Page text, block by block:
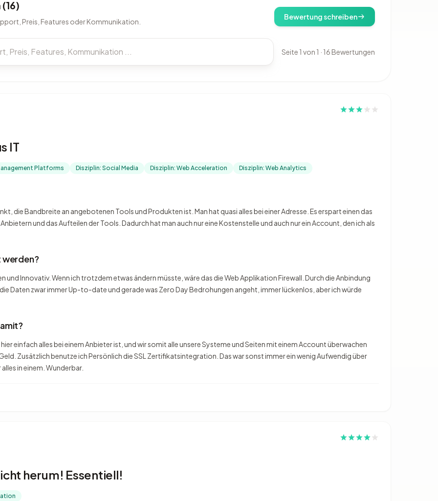
Preis, Features oder Kommunikation.
Bewertung schreiben
Seite 1 von 1 · 16 Bewertungen
IT
Platforms Disziplin: Social Media Disziplin: Web Acceleration Disziplin: Web Analytics
die Bandbreite an angebotenen Tools und Produkten ist. Man hat quasi alles bei einer Adresse. Es erspart einen das
und das Aufteilen der Tools. Dadurch hat man auch nur eine Kostenstelle und auch nur ein Account, den ich als
werden?
und Innovativ. Wenn ich trotzdem etwas ändern müsste, wäre das die Web Applikation Firewall. Durch die Anbindung
Daten zwar immer Up-to-date und gerade was Zero Day Bedrohungen angeht, immer lückenlos, aber ich würde
einfach alles bei einem Anbieter ist, und wir somit alle unsere Systeme und Seiten mit einem Account überwachen
Zusätzlich benutze ich Persönlich die SSL Zertifikatsintegration. Das war sonst immer ein wenig Aufwendig über
in einem. Wunderbar.
herum! Essentiell!